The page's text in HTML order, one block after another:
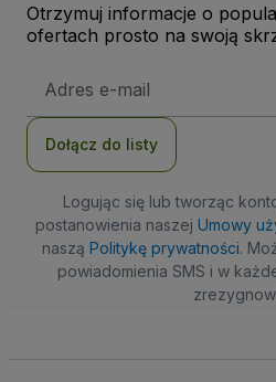
Otrzymuj informacje o
ofertach prosto na swoją
e-
Dołącz do listy
Logując się lub tworząc
postanowienia naszej Umowy
naszą Politykę prywatności.
powiadomienia SMS i w